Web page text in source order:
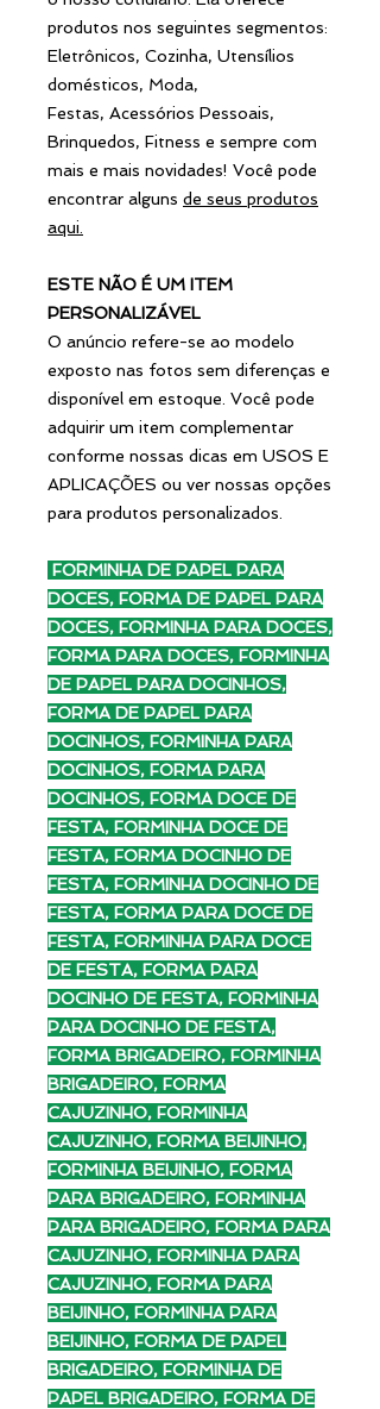
produtos nos seguintes segmentos:
Eletrônicos, Cozinha, Utensílios
domésticos, Moda,
Festas, Acessórios Pessoais,
Brinquedos, Fitness e sempre com
mais e mais novidades! Você pode
encontrar alguns de seus produtos
aqui
ESTE NÃO É UM ITEM
PERSONALIZÁVEL
O anúncio refere-se ao modelo
exposto nas fotos sem diferenças e
disponível em estoque. Você pode
adquirir um item complementar
conforme nossas dicas em USOS E
APLICAÇÕES ou ver nossas opções
para produtos personalizados.
FORMINHA DE PAPEL PARA
DOCES, FORMA DE PAPEL PARA
DOCES, FORMINHA PARA DOCES,
FORMA PARA DOCES, FORMINHA
DE PAPEL PARA DOCINHOS,
FORMA DE PAPEL PARA
DOCINHOS, FORMINHA PARA
DOCINHOS, FORMA PARA
DOCINHOS, FORMA DOCE DE
FESTA, FORMINHA DOCE DE
FESTA, FORMA DOCINHO DE
FESTA, FORMINHA DOCINHO DE
FESTA, FORMA PARA DOCE DE
FESTA, FORMINHA PARA DOCE
DE FESTA, FORMA PARA
DOCINHO DE FESTA, FORMINHA
PARA DOCINHO DE FESTA,
FORMA BRIGADEIRO, FORMINHA
BRIGADEIRO, FORMA
CAJUZINHO, FORMINHA
CAJUZINHO, FORMA BEIJINHO,
FORMINHA BEIJINHO, FORMA
PARA BRIGADEIRO, FORMINHA
PARA BRIGADEIRO, FORMA PARA
CAJUZINHO, FORMINHA PARA
CAJUZINHO, FORMA PARA
BEIJINHO, FORMINHA PARA
BEIJINHO, FORMA DE PAPEL
BRIGADEIRO, FORMINHA DE
PAPEL BRIGADEIRO, FORMA DE